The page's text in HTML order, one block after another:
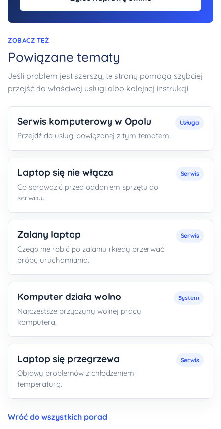
ZOBACZ TEŻ
Powiązane tematy
Jeśli problem jest szerszy, te strony pomogą szybciej
przejść do właściwej usługi albo kolejnej instrukcji.
Serwis komputerowy w Opolu
Przejdź do usługi powiązanej z tym tematem.
Usługa
Laptop się nie włącza
Co sprawdzić przed oddaniem sprzętu do
serwisu.
Serwis
Zalany laptop
Czego nie robić po zalaniu i kiedy przerwać
próby uruchamiania.
Serwis
Komputer działa wolno
Najczęstsze przyczyny wolnej pracy
komputera.
System
Laptop się przegrzewa
Objawy problemów z chłodzeniem i
temperaturą.
Serwis
Wróć do wszystkich porad